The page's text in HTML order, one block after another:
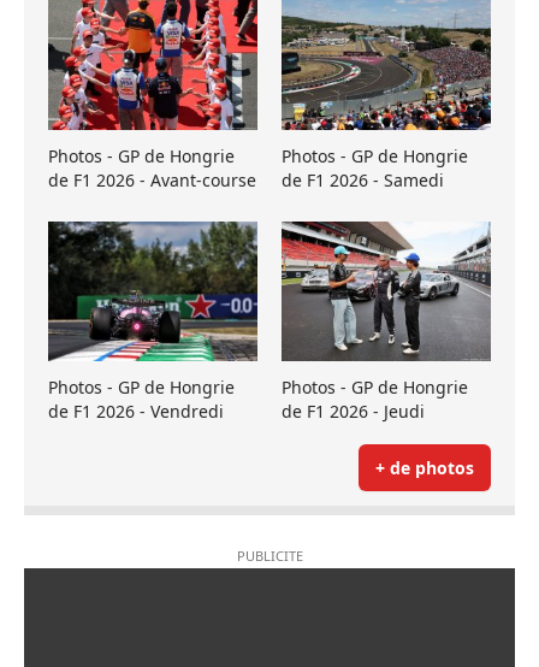
Photos - GP de Hongrie
de F1 2026 - Avant-course
Photos - GP de Hongrie
de F1 2026 - Samedi
Photos - GP de Hongrie
de F1 2026 - Vendredi
Photos - GP de Hongrie
de F1 2026 - Jeudi
+ de photos